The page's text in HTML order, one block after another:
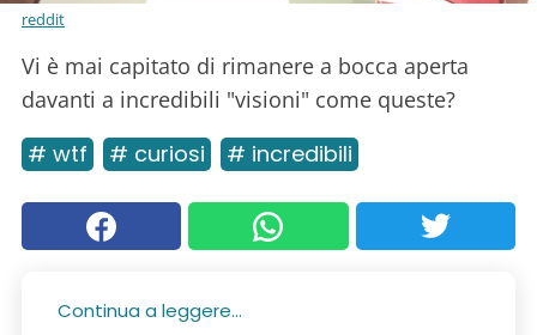
reddit
Vi è mai capitato di rimanere a bocca aperta
davanti a incredibili "visioni" come queste?
# wtf # curiosi # incredibili
Continua a leggere...